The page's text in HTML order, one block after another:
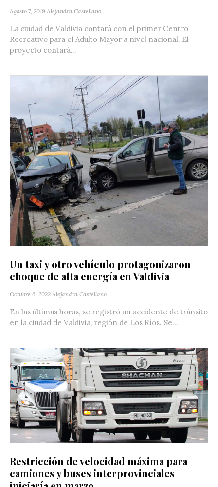
Agosto 7, 2019 Alejandra Castellano
La ciudad de Valdivia contará con el primer Centro
Recreativo para el Adulto Mayor a nivel nacional. El
proyecto contará...
Un taxi y otro vehículo protagonizaron
choque de alta energía en Valdivia
Octubre 6, 2022 Alejandra Castellano
En las últimas horas, se registró un accidente de tránsito
en la ciudad de Valdivia, región de Los Ríos. Se...
Restricción de velocidad máxima para
camiones y buses interprovinciales